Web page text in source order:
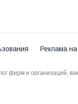
Реклама
фирм и организаций,